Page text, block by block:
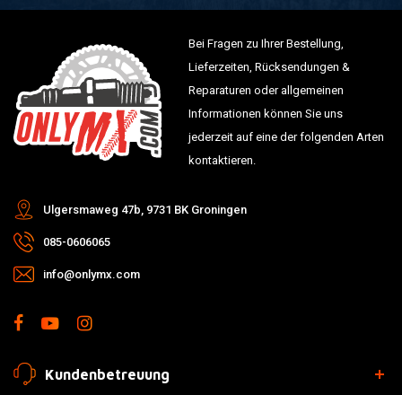
Bei Fragen zu Ihrer Bestellung,
Lieferzeiten, Rücksendungen &
Reparaturen oder allgemeinen
Informationen können Sie uns
jederzeit auf eine der folgenden Arten
kontaktieren.
Ulgersmaweg 47b, 9731 BK Groningen
085-0606065
info@onlymx.com
Kundenbetreuung